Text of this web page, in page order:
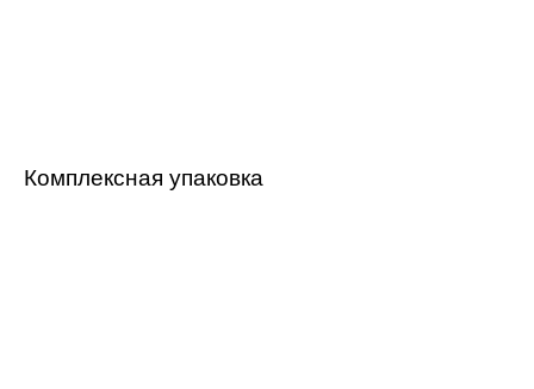
Комплексная упаковка